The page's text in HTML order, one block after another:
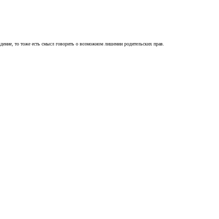
то тоже есть смысл говорить о возможном лишении родительских прав.